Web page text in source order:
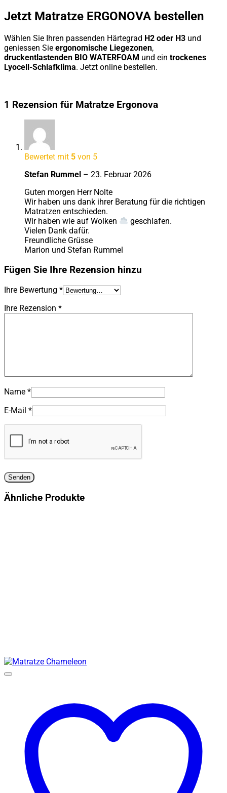
Jetzt Matratze ERGONOVA bestellen
Wählen Sie Ihren passenden Härtegrad H2 oder H3 und
geniessen Sie ergonomische Liegezonen,
druckentlastenden BIO WATERFOAM und ein trockenes
Lyocell-Schlafklima. Jetzt online bestellen.
1 Rezension für Matratze Ergonova
Bewertet mit 5 von 5
Stefan Rummel – 23. Februar 2026
Guten morgen Herr Nolte
Wir haben uns dank ihrer Beratung für die richtigen
Matratzen entschieden.
Wir haben wie auf Wolken
geschlafen.
Vielen Dank dafür.
Freundliche Grüsse
Marion und Stefan Rummel
Fügen Sie Ihre Rezension hinzu
Ihre Bewertung *
Ihre Rezension *
Name *
E-Mail *
Ähnliche Produkte